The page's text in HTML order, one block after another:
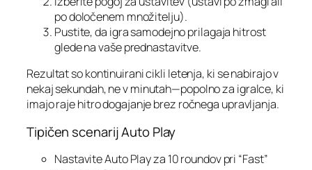
po določenem množitelju).
Pustite, da igra samodejno prilagaja hitrost
glede na vaše prednastavitve.
Rezultat so kontinuirani cikli letenja, ki se nabirajo v
nekaj sekundah, ne v minutah—popolno za igralce, ki
imajo raje hitro dogajanje brez ročnega upravljanja.
Tipičen scenarij Auto Play
Nastavite Auto Play za 10 roundov pri “Fast”